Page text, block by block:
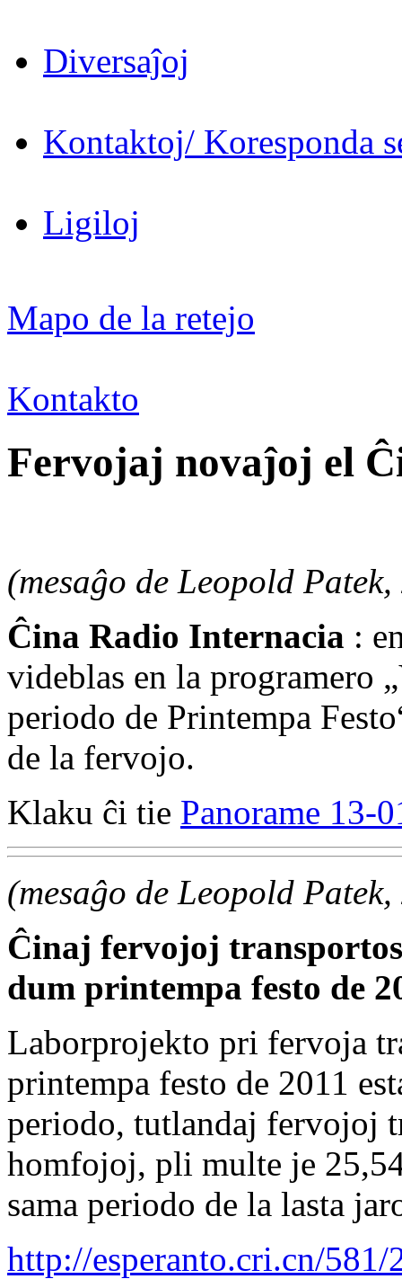
Diversaĵoj
Kontaktoj/ Koresponda
Ligiloj
Mapo de la retejo
Kontakto
Fervojaj novaĵoj el
(mesaĝo de Leopold
Ĉina Radio Internacia :
videblas en la programero
periodo de Printempa
de la fervojo.
Klaku ĉi tie Panorame 13-
(mesaĝo de Leopold
Ĉinaj fervojoj
dum printempa festo de
Laborprojekto pri fervoja
printempa festo de 2011
periodo, tutlandaj fervojoj
homfojoj, pli multe je
sama periodo de la lasta
http://esperanto.cri.cn/